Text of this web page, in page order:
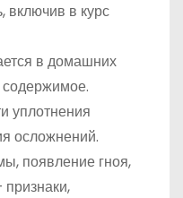
в курс
в домашних
уплотнения
осложнений.
появление гноя,